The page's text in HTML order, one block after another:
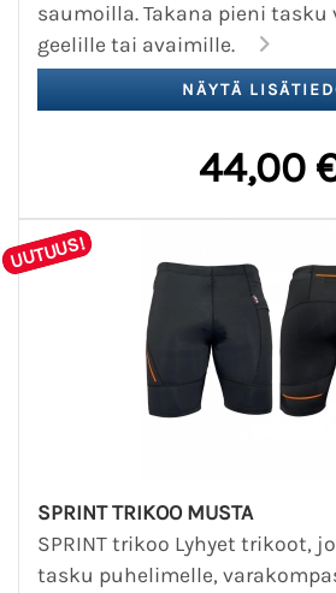
saumoilla. Takana pieni tasku
geelille tai avaimille.
44,00
UUTUUS!
SPRINT TRIKOO MUSTA
SPRINT trikoo Lyhyet trikoot,
tasku puhelimelle,